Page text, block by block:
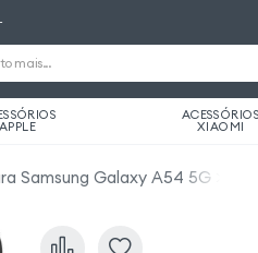
APPLE
ACESSÓRIOS
XIAOMI
Samsung Galaxy A54 5G